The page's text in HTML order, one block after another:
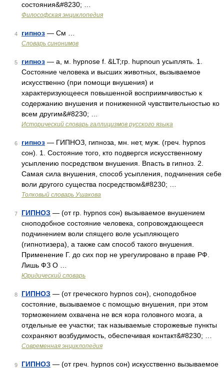
состояния&#8230; …
Философская энциклопедия
4 гипноз — См …
Словарь синонимов
5 гипноз — а, м. hypnose f. &LT;гр. hupnoun усыплять. 1.
Состояние человека и высших животных, вызываемое
искусственно (при помощи внушения) и
характеризующееся повышенной восприимчивостью к
содержанию внушения и пониженной чувствительностью ко
всем другим&#8230; …
Исторический словарь галлицизмов русского языка
6 гипноз — ГИПНОЗ, гипноза, мн. нет, муж. (греч. hypnos
сон). 1. Состояние того, кто подвергся искусственному
усыплению посредством внушения. Впасть в гипноз. 2.
Самая сила внушения, способ усыпления, подчинения себе
воли другого существа посредством&#8230; …
Толковый словарь Ушакова
7 ГИПНОЗ — (от гр. hypnos сон) вызываемое внушением
сноподобное состояние человека, сопровождающееся
подчинением воли спящего воле усыпляющего
(гипнотизера), а также сам способ такого внушения.
Применение Г. до сих пор не урегулировано в праве РФ.
Лишь ФЗ О …
Юридический словарь
8 ГИПНОЗ — (от греческого hypnos сон), сноподобное
состояние, вызываемое с помощью внушения, при этом
торможением охвачена не вся кора головного мозга, а
отдельные ее участки; так называемые сторожевые пункты
сохраняют возбудимость, обеспечивая контакт&#8230; …
Современная энциклопедия
9 ГИПНОЗ — (от греч. hypnos сон) искусственно вызываемое